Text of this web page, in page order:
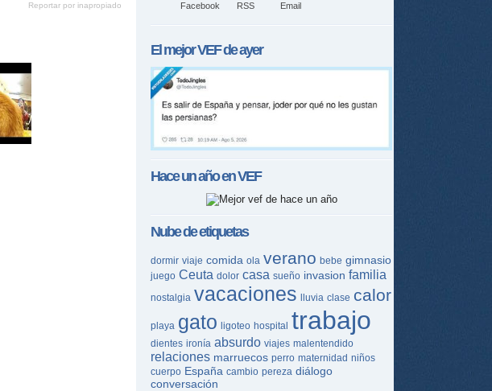
Pinterest
tumblrGoogle+meneame
Reportar por inapropiado Facebook RSS Email
El mejorVEFde ayer
Hace un año enVEF
Nube de etiquetas
dormir viaje comida ola verano bebe gimnasio
juego Ceuta dolor casa sueño invasion familia
nostalgia vacaciones lluvia clase calor
playa gato ligoteo hospital trabajo
dientes ironía absurdo viajes malentendido
relaciones marruecos perro maternidad niños
cuerpo España cambio pereza diálogo
conversación